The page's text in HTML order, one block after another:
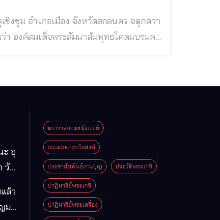
ะ อุ
วัด
คาม
ล้ว
มา
ฆราวาสจอมขมังเวทย์
ธรรมะพระอริยสงฆ์
ประชาสัมพันธ์งานบุญ ประวัติพระเกจิ
ปาฏิหาริย์พระเกจิ
ปาฏิหาริย์พระเครื่อง